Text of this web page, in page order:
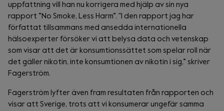
uppfattning vill han nu korrigera med hjälp av sin nya
rapport ”No Smoke, Less Harm”. "I den rapport jag har
författat tillsammans med ansedda internationella
hälsoexperter försöker vi att belysa data och vetenskap
som visar att det är konsumtionssättet som spelar roll när
det gäller nikotin, inte konsumtionen av nikotin i sig,” skriver
Fagerström.
Fagerström lyfter även fram resultaten från rapporten och
visar att Sverige, trots att vi konsumerar ungefär samma